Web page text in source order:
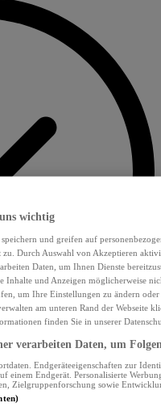
wichtig
und greifen auf
Durch Auswahl von Akzeptieren
Daten, um Ihnen Dienste
Inhalte und Anzeigen möglicherweise
um Ihre Einstellungen zu ändern
am unteren Rand der Webseite
finden Sie in unserer
verarbeiten Daten, um
Endgeräteeigenschaften zur
einem Endgerät. Personalisierte
Zielgruppenforschung sowie